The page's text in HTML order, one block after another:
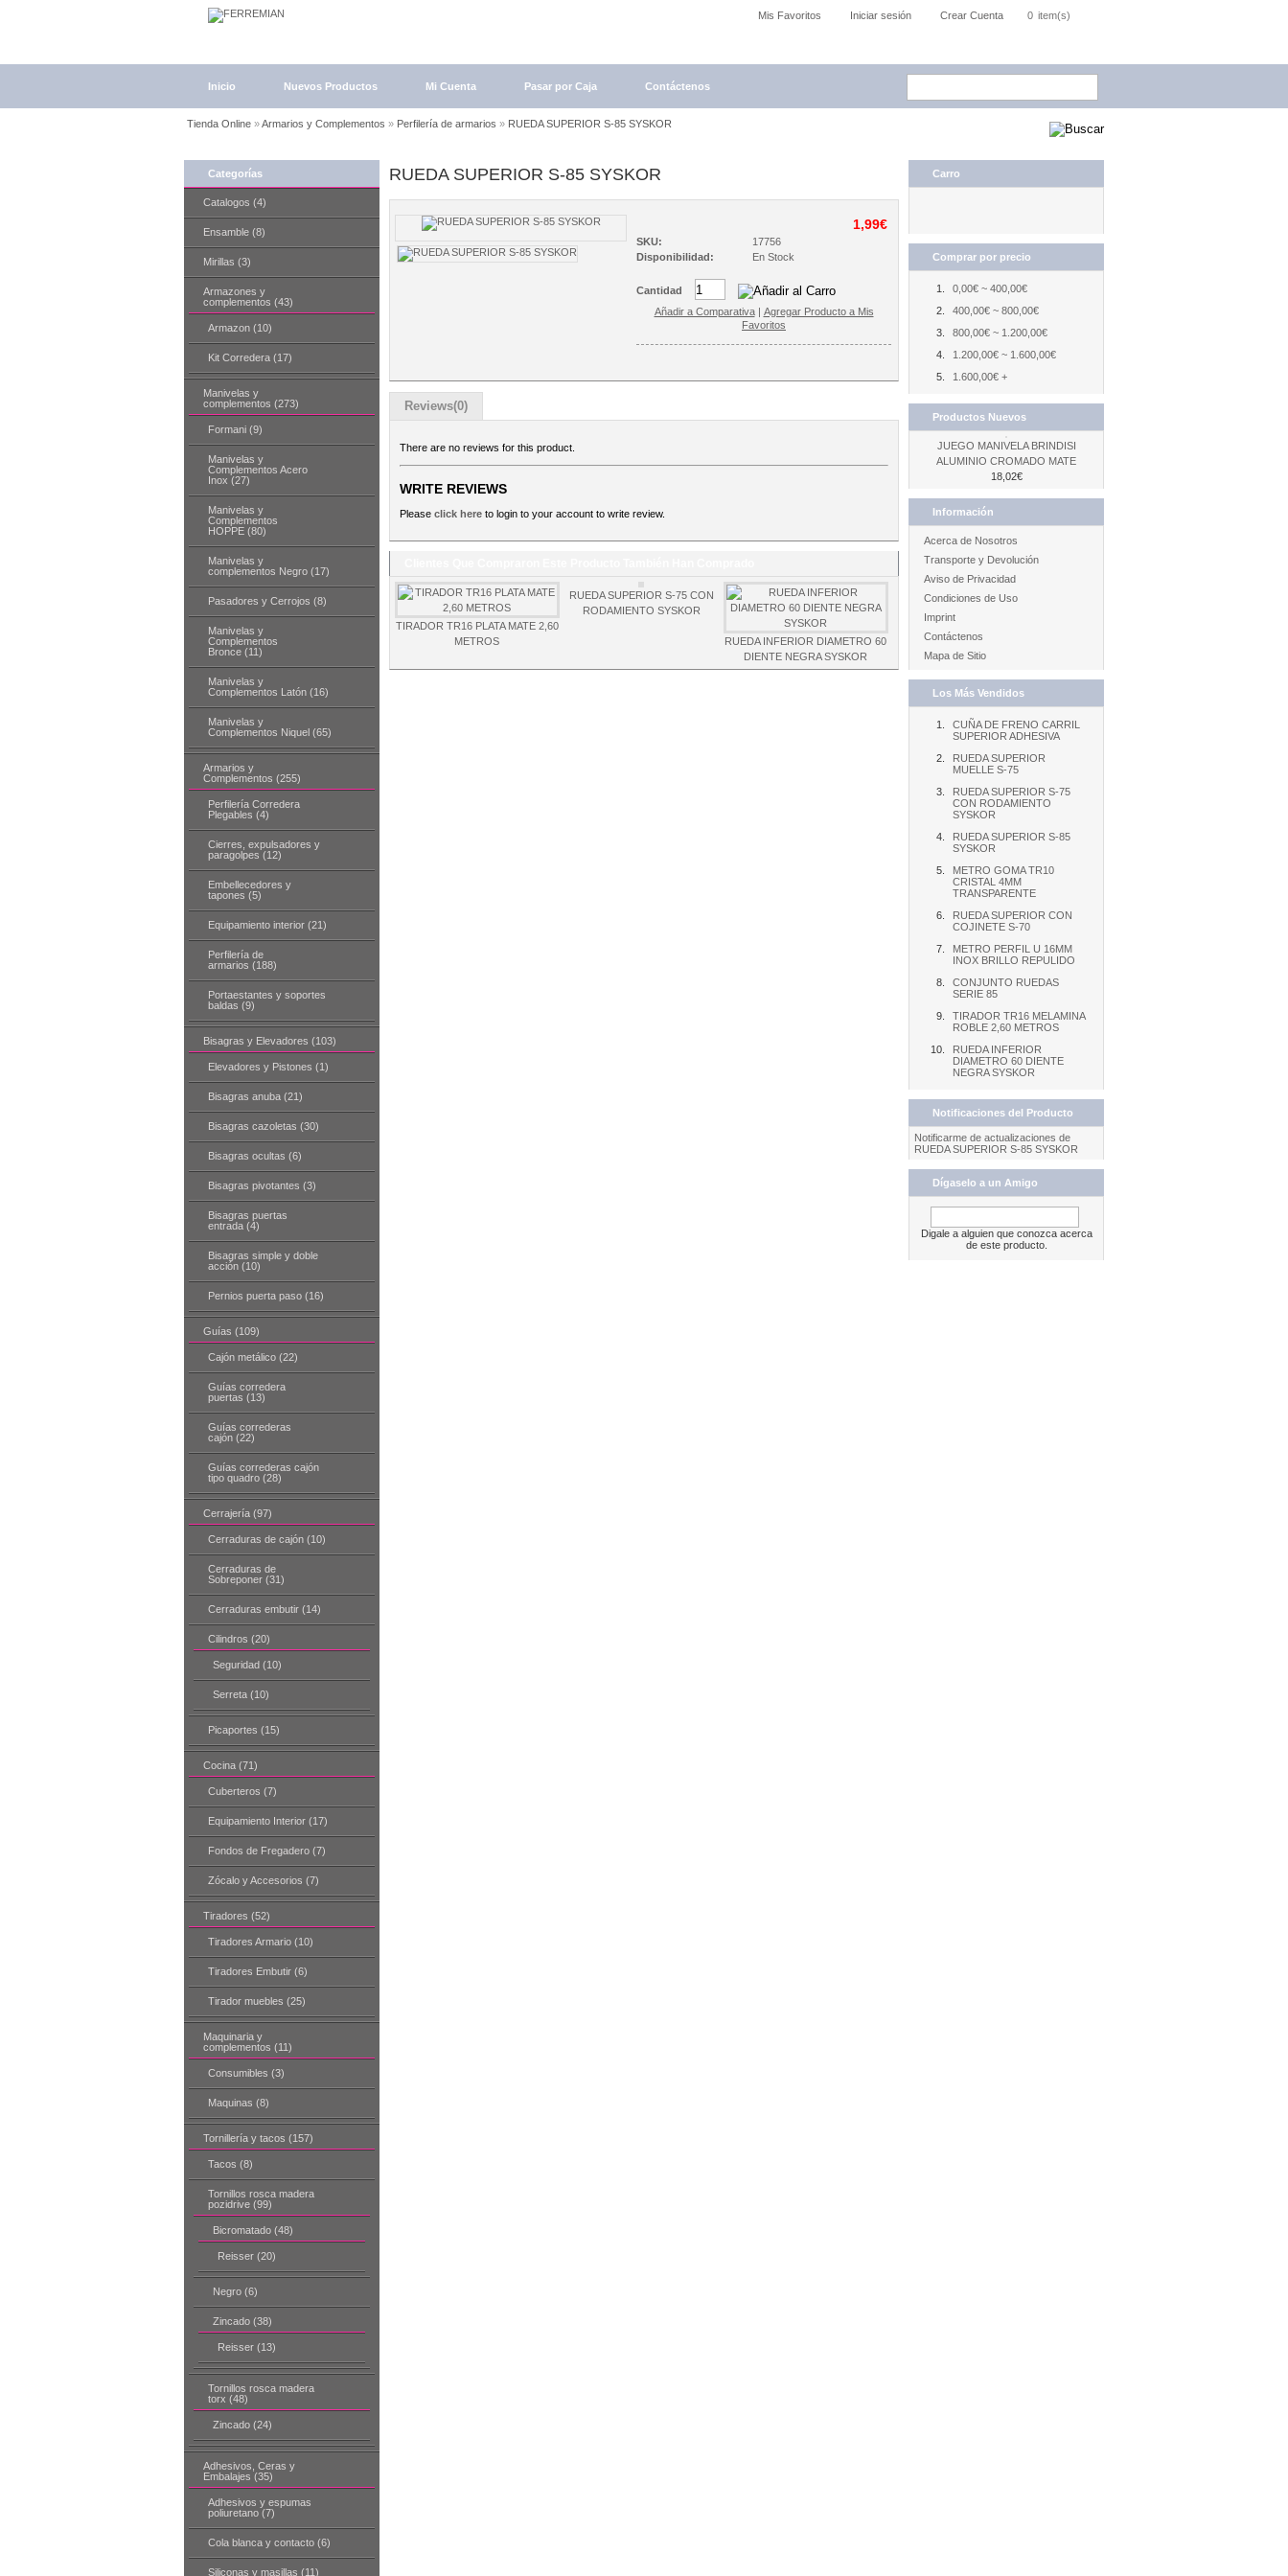
Mis Favoritos Iniciar sesión Crear Cuenta 0 item(s)
Inicio Nuevos Productos Mi Cuenta Pasar por Caja Contáctenos
Tienda Online»Armarios y Complementos » Perfilería de armarios » RUEDA SUPERIOR S-85 SYSKOR
Categorías
Catalogos (4)
Ensamble (8)
Mirillas (3)
Armazones y
complementos (43)
Armazon (10)
Kit Corredera (17)
Manivelas y
complementos (273)
Formani (9)
Manivelas y
Complementos Acero
Inox (27)
Manivelas y
Complementos
HOPPE (80)
Manivelas y
complementos Negro (17)
Pasadores y Cerrojos (8)
Manivelas y
Complementos
Bronce (11)
Manivelas y
Complementos Latón (16)
Manivelas y
Complementos Niquel (65)
Armarios y
Complementos (255)
Perfilería Corredera
Plegables (4)
Cierres, expulsadores y
paragolpes (12)
Embellecedores y
tapones (5)
Equipamiento interior (21)
Perfilería de
armarios (188)
Portaestantes y soportes
baldas (9)
Bisagras y Elevadores (103)
Elevadores y Pistones (1)
Bisagras anuba (21)
Bisagras cazoletas (30)
Bisagras ocultas (6)
Bisagras pivotantes (3)
Bisagras puertas
entrada (4)
Bisagras simple y doble
acción (10)
Pernios puerta paso (16)
Guías (109)
Cajón metálico (22)
Guías corredera
puertas (13)
Guías correderas
cajón (22)
Guías correderas cajón
tipo quadro (28)
Cerrajería (97)
Cerraduras de cajón (10)
Cerraduras de
Sobreponer (31)
Cerraduras embutir (14)
Cilindros (20)
Seguridad (10)
Serreta (10)
Picaportes (15)
Cocina (71)
Cuberteros (7)
Equipamiento Interior (17)
Fondos de Fregadero (7)
Zócalo y Accesorios (7)
Tiradores (52)
Tiradores Armario (10)
Tiradores Embutir (6)
Tirador muebles (25)
Maquinaria y
complementos (11)
Consumibles (3)
Maquinas (8)
Tornillería y tacos (157)
Tacos (8)
Tornillos rosca madera
pozidrive (99)
Bicromatado (48)
Reisser (20)
Negro (6)
Zincado (38)
Reisser (13)
Tornillos rosca madera
torx (48)
Zincado (24)
Adhesivos, Ceras y
Embalajes (35)
Adhesivos y espumas
poliuretano (7)
Cola blanca y contacto (6)
Siliconas y masillas (11)
RUEDA SUPERIOR S-85 SYSKOR
1,99€
SKU:
17756
Disponibilidad:
En Stock
Cantidad
Añadir a Comparativa | Agregar Producto a Mis
Favoritos
Reviews(0)
There are no reviews for this product.
WRITE REVIEWS
Please click here to login to your account to write review.
TIRADOR TR16 PLATA MATE 2,60
METROS
RUEDA SUPERIOR S-75 CON
RODAMIENTO SYSKOR
RUEDA INFERIOR DIAMETRO 60
DIENTE NEGRA SYSKOR
Carro
Comprar por precio
0,00€ ~ 400,00€
400,00€ ~ 800,00€
800,00€ ~ 1.200,00€
1.200,00€ ~ 1.600,00€
1.600,00€ +
Productos Nuevos
JUEGO MANIVELA BRINDISI
ALUMINIO CROMADO MATE
18,02€
Información
Acerca de Nosotros
Transporte y Devolución
Aviso de Privacidad
Condiciones de Uso
Imprint
Contáctenos
Mapa de Sitio
Los Más Vendidos
CUÑA DE FRENO CARRIL
SUPERIOR ADHESIVA
RUEDA SUPERIOR
MUELLE S-75
RUEDA SUPERIOR S-75
CON RODAMIENTO
SYSKOR
RUEDA SUPERIOR S-85
SYSKOR
METRO GOMA TR10
CRISTAL 4MM
TRANSPARENTE
RUEDA SUPERIOR CON
COJINETE S-70
METRO PERFIL U 16MM
INOX BRILLO REPULIDO
CONJUNTO RUEDAS
SERIE 85
TIRADOR TR16 MELAMINA
ROBLE 2,60 METROS
RUEDA INFERIOR
DIAMETRO 60 DIENTE
NEGRA SYSKOR
Notificaciones del Producto
Notificarme de actualizaciones de
RUEDA SUPERIOR S-85 SYSKOR
Dígaselo a un Amigo
Digale a alguien que conozca acerca
de este producto.